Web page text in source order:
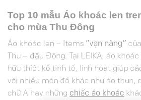
Top 10 mẫu Áo khoác len
cho mùa Thu Đông
Áo khoác len – Items “vạn năng”
Thu – đầu Đông. Tại LEIKA, áo khoác
hữu thiết kế tinh tế, linh hoạt giúp
với nhiều món đồ khác như áo thun,
chữ A hay những chiếc áo khoác